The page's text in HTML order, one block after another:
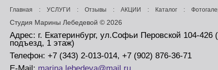
Главная : УСЛУГИ : Отзывы : АКЦИИ : Каталог :
Студия Марины Лебедевой © 2026
Адрес: г. Екатеринбург, ул.Софьи Перовской 104-426
подъезд, 1 этаж)
Телефон: +7 (343) 2-013-014, +7 (902) 876-36-71